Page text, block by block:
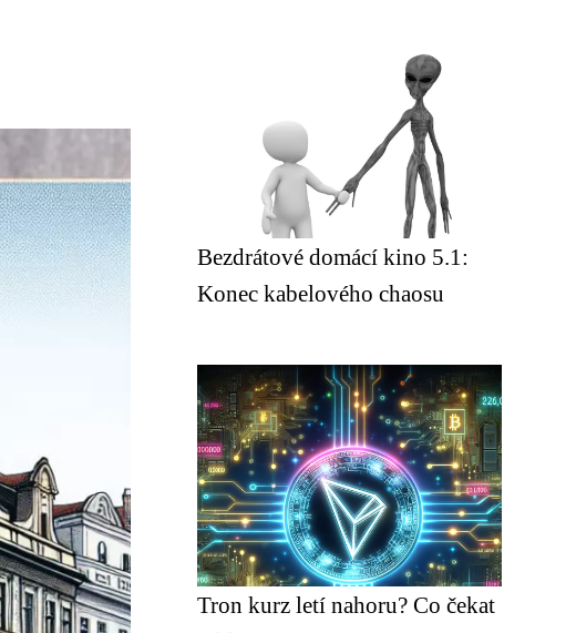
Bezdrátové domácí kino 5.1:
Konec kabelového chaosu
Tron kurz letí nahoru? Co čekat